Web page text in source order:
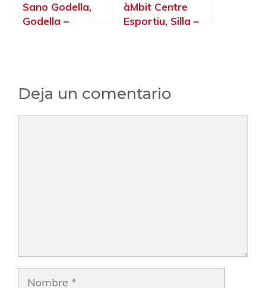
Sano Godella,
Godella –
àMbit Centre
Esportiu, Silla –
Deja un comentario
Nombre